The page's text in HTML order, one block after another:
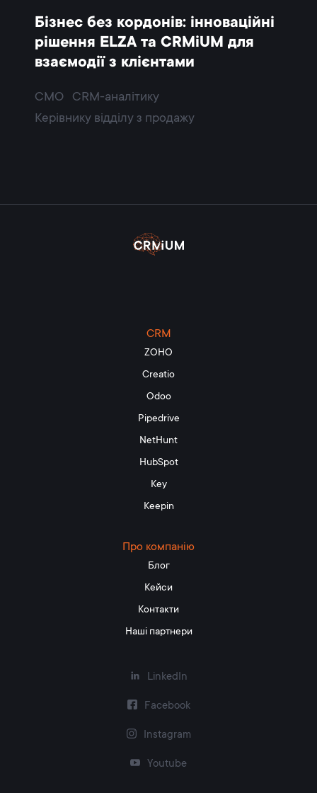
Бізнес без кордонів: інноваційні
рішення ELZA та CRMiUM для
взаємодії з клієнтами
CMO
CRM-аналітику
Керівнику відділу з продажу
CRM
ZOHO
Creatio
Odoo
Pipedrive
NetHunt
HubSpot
Key
Keepin
Про компанію
Блог
Кейси
Контакти
Наші партнери
LinkedIn
Facebook
Instagram
Youtube